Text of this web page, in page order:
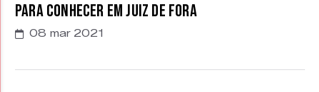
Para Conhecer em Juiz de Fora
08 mar 2021